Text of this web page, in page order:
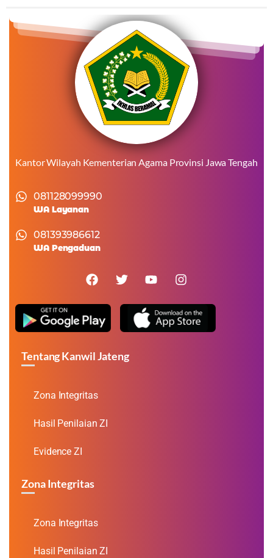
Kantor Wilayah Kementerian Agama Provinsi Jawa Tengah
081128099990
WA Layanan
081393986612
WA Pengaduan
Tentang Kanwil Jateng
Zona Integritas
Hasil Penilaian ZI
Evidence ZI
Zona Integritas
Zona Integritas
Hasil Penilaian ZI